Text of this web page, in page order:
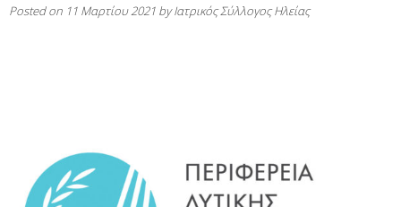
Posted on 11 Μαρτίου 2021 byΙατρικός Σύλλογος Ηλείας